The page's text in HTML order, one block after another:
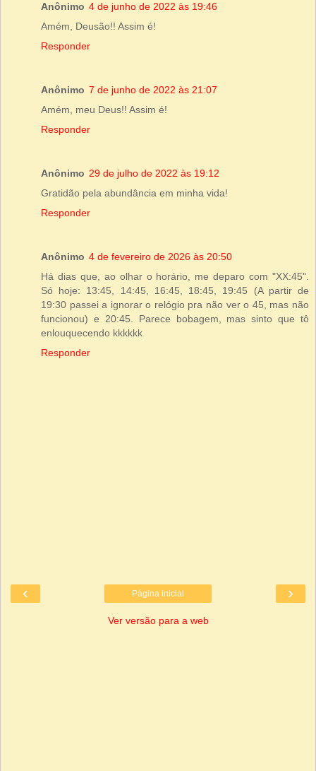
Anônimo 4 de junho de 2022 às 19:46
Amém, Deusão!! Assim é!
Responder
Anônimo 7 de junho de 2022 às 21:07
Amém, meu Deus!! Assim é!
Responder
Anônimo 29 de julho de 2022 às 19:12
Gratidão pela abundância em minha vida!
Responder
Anônimo 4 de fevereiro de 2026 às 20:50
Há dias que, ao olhar o horário, me deparo com "XX:45".
Só hoje: 13:45, 14:45, 16:45, 18:45, 19:45 (A partir de
19:30 passei a ignorar o relógio pra não ver o 45, mas não
funcionou) e 20:45. Parece bobagem, mas sinto que tô
enlouquecendo kkkkkk
Responder
‹ ›
Página inicial
Ver versão para a web